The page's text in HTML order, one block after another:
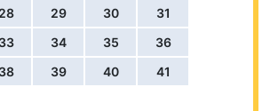
28 29 30
31
33 34 35
36
38 39 40 41